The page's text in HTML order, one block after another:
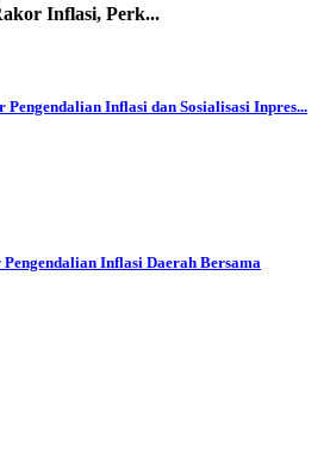
Inflasi, Perk...
Inflasi dan Sosialisasi Inpres...
Inflasi Daerah Bersama